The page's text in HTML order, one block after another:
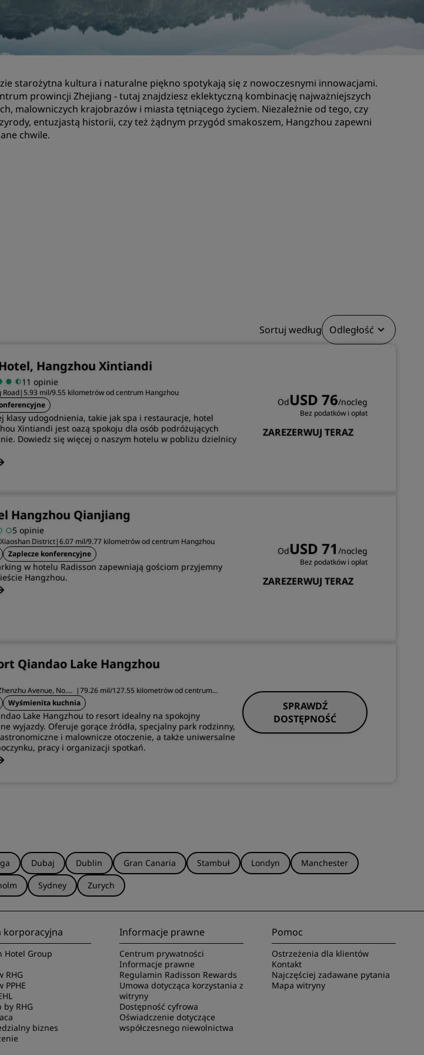
Zarezerwuj miejsce
Poprosić o wycenę
Szukaj lotów
Szukaj lotów
Lokale na wesele
Pobyty drużyn sportowych
Hotele w centrum miasta
Zapraszamy na nasz blog
starożytna kultura i naturalne piękno spotykają się z nowoczesnymi innowacjami.
prowincji Zhejiang - tutaj znajdziesz eklektyczną kombinację najważniejszych
malowniczych krajobrazów i miasta tętniącego życiem. Niezależnie od tego, czy
entuzjastą historii, czy też żądnym przygód smakoszem, Hangzhou zapewni
chwile.
Sortuj według Odległość
Hangzhou Xintiandi
11 opinie
Road|5.93 mil/9.55 kilometrów od centrum Hangzhou
klasy udogodnienia, takie jak spa i restauracje, hotel
Xintiandi jest oazą spokoju dla osób podróżujących
Dowiedz się więcej o naszym hotelu w pobliżu dzielnicy
OdUSD 76/nocleg
Bez podatków i opłat
ZAREZERWUJ TERAZ
Hangzhou Qianjiang
5 opinie
District|6.07 mil/9.77 kilometrów od centrum Hangzhou
Zaplecze konferencyjne
w hotelu Radisson zapewniają gościom przyjemny
Hangzhou.
OdUSD 71 /nocleg
Bez podatków i opłat
ZAREZERWUJ TERAZ
Qiandao Lake Hangzhou
Avenue, No.
|79.26 mil/127.55 kilometrów od centrum
Hangzhou
Wyśmienita kuchnia
Lake Hangzhou to resort idealny na spokojny
wyjazdy. Oferuje gorące źródła, specjalny park rodzinny,
i malownicze otoczenie, a także uniwersalne
pracy i organizacji spotkań.
SPRAWDŹ
DOSTĘPNOŚĆ
Dubaj Dublin Gran Canaria Stambuł Londyn
Manchester
Sydney Zurych
korporacyjna
Hotel Group
RHG
PPHE
by RHG
biznes
Informacje prawne
Centrum prywatności
Informacje prawne
Regulamin Radisson Rewards
Umowa dotycząca korzystania z
witryny
Dostępność cyfrowa
Oświadczenie dotyczące
współczesnego niewolnictwa
Pomoc
Ostrzeżenia dla klientów
Kontakt
Najczęściej zadawane pytania
Mapa witryny